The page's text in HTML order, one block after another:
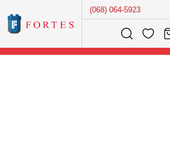
(068) 064-5923
Розумний пошук...